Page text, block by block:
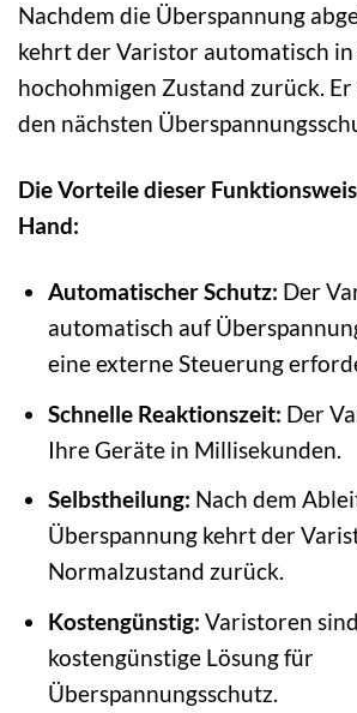
Nachdem die Überspannung
kehrt der Varistor automatisch in
hochohmigen Zustand zurück.
den nächsten
Die Vorteile dieser
Hand:
Automatischer Schutz: Der
automatisch auf
eine externe Steuerung
Schnelle Reaktionszeit: Der
Ihre Geräte in Millisekunden.
Selbstheilung: Nach dem
Überspannung kehrt der
Normalzustand zurück.
Kostengünstig: Varistoren
kostengünstige Lösung für
Überspannungsschutz.